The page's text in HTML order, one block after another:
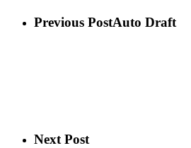
Previous PostAuto Draft
Next Post